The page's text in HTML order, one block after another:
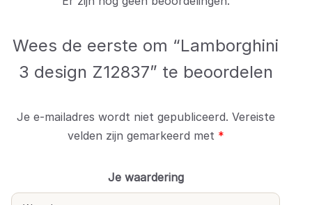
Wees de eerste om “Lamborghini
3 design Z12837” te beoordelen
Je e-mailadres wordt niet gepubliceerd. Vereiste
velden zijn gemarkeerd met *
Je waardering